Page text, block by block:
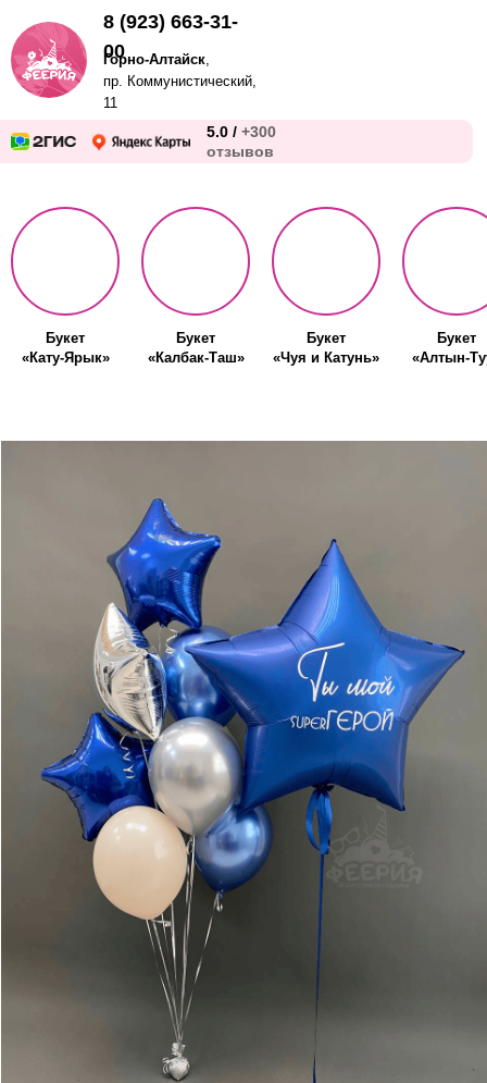
5.0 / +300
отзывов
Горно-Алтайск,
пр. Коммунистический,
11
8 (923) 663-31-
00
Букет
«Кату-Ярык»
Букет
«Калбак-Таш»
Букет
«Чуя и Катунь»
Букет
«Алтын-